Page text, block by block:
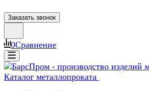
Заказать звонок
0Сравнение
Каталог металлопроката